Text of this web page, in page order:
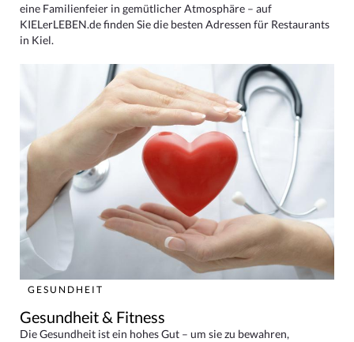
eine Familienfeier in gemütlicher Atmosphäre – auf
KIELerLEBEN.de finden Sie die besten Adressen für Restaurants
in Kiel.
GESUNDHEIT
Gesundheit & Fitness
Die Gesundheit ist ein hohes Gut – um sie zu bewahren,